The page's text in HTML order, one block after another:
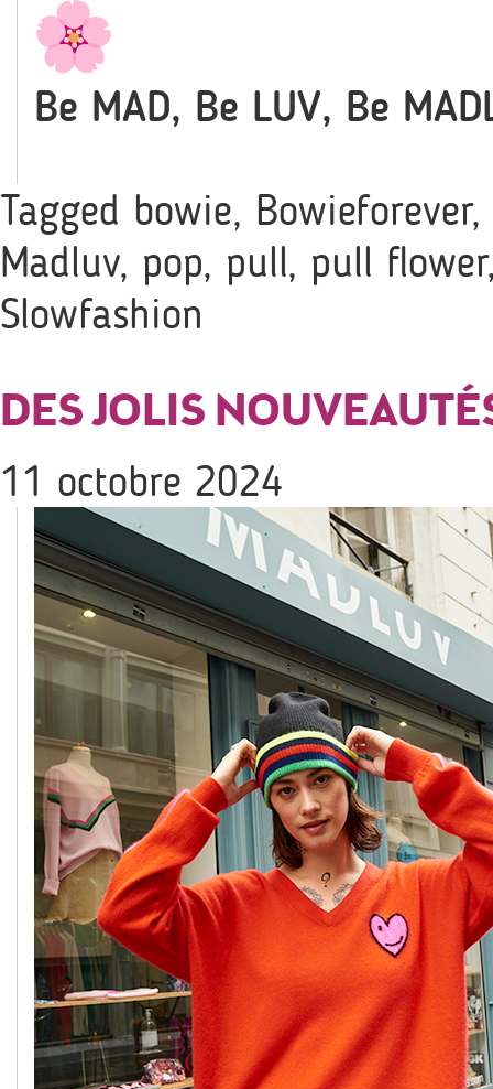
Be MAD, Be LUV, Be
Tagged bowie, Bowieforever,
Madluv, pop, pull, pull flower
Slowfashion
DES JOLIS
11 octobre 2024